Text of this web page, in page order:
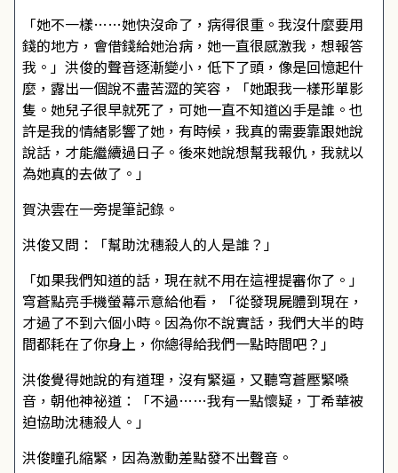
「她不一樣……她快沒命了，病得很重。我沒什麼要用
錢的地方，會借錢給她治病，她一直很感激我，想報答
我。」洪俊的聲音逐漸變小，低下了頭，像是回憶起什
麼，露出一個說不盡苦澀的笑容，「她跟我一樣形單影
隻。她兒子很早就死了，可她一直不知道凶手是誰。也
許是我的情緒影響了她，有時候，我真的需要靠跟她說
說話，才能繼續過日子。後來她說想幫我報仇，我就以
為她真的去做了。」
賀決雲在一旁提筆記錄。
洪俊又問：「幫助沈穗殺人的人是誰？」
「如果我們知道的話，現在就不用在這裡提審你了。」
穹蒼點亮手機螢幕示意給他看，「從發現屍體到現在，
才過了不到六個小時。因為你不說實話，我們大半的時
間都耗在了你身上，你總得給我們一點時間吧？」
洪俊覺得她說的有道理，沒有緊逼，又聽穹蒼壓緊嗓
音，朝他神祕道：「不過……我有一點懷疑，丁希華被
迫協助沈穗殺人。」
洪俊瞳孔縮緊，因為激動差點發不出聲音。